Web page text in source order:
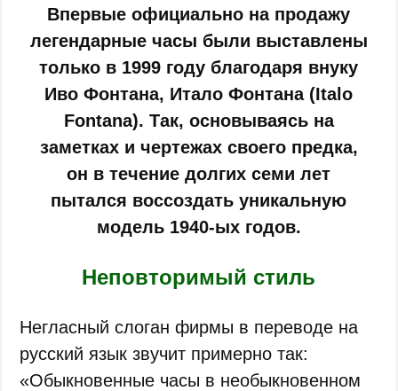
Впервые официально на продажу
легендарные часы были выставлены
только в 1999 году благодаря внуку
Иво Фонтана, Итало Фонтана (Italo
Fontana). Так, основываясь на
заметках и чертежах своего предка,
он в течение долгих семи лет
пытался воссоздать уникальную
модель 1940-ых годов.
Неповторимый стиль
Негласный слоган фирмы в переводе на
русский язык звучит примерно так:
«Обыкновенные часы в необыкновенном